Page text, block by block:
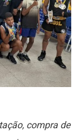
compra de